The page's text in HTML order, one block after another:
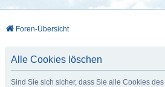
Foren-Übersicht
Alle Cookies löschen
Sind Sie sich sicher, dass Sie alle Cookies